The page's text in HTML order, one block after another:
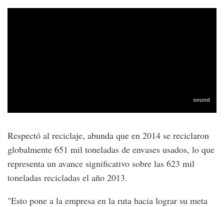
Respectó al reciclaje, abunda que en 2014 se reciclaron
globalmente 651 mil toneladas de envases usados, lo que
representa un avance significativo sobre las 623 mil
toneladas recicladas el año 2013.
"Esto pone a la empresa en la ruta hacia lograr su meta